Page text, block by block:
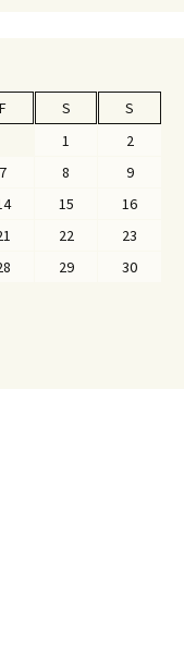
F S
S
1
2
7 8
9
15
16
22
23
29
30